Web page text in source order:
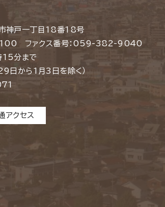
戸一丁目18番18号
ファクス番号：059-382-9040
15分まで
日から1月3日を除く）
アクセス